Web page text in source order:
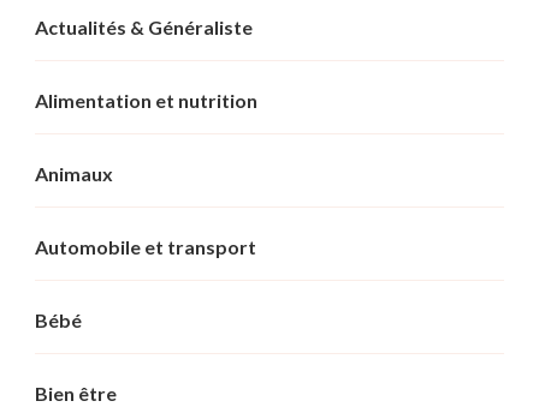
Actualités & Généraliste
Alimentation et nutrition
Animaux
Automobile et transport
Bébé
Bien être